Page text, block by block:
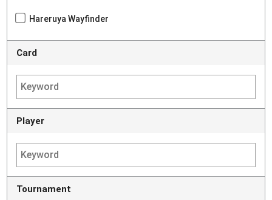
Hareruya Wayfinder
Card
Player
Tournament